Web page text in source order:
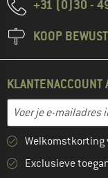
+31 (0)30 -
KOOP BEWUST
KLANTENACCOUNT
E-mailadres
Vul je e-mailadres
Exclusieve